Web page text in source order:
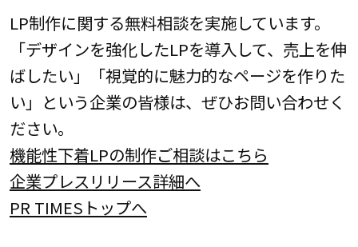
LP制作に関する無料相談を実施しています。
「デザインを強化したLPを導入して、売上を伸
ばしたい」「視覚的に魅力的なページを作りた
い」という企業の皆様は、ぜひお問い合わせく
ださい。
機能性下着LPの制作ご相談はこちら
企業プレスリリース詳細へ
PR TIMESトップへ